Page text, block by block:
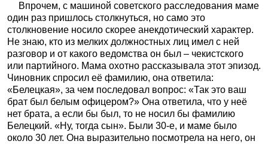
Впрочем, с машиной советского расследования маме
один раз пришлось столкнуться, но само это
столкновение носило скорее анекдотический характер.
Не знаю, кто из мелких должностных лиц имел с ней
разговор и от какого ведомства он был – чекистского
или партийного. Мама охотно рассказывала этот эпизод.
Чиновник спросил её фамилию, она ответила:
«Белецкая», за чем последовал вопрос: «Так это ваш
брат был белым офицером?» Она ответила, что у неё
нет брата, а если бы был, то не носил бы фамилию
Белецкий. «Ну, тогда сын». Были 30-е, и маме было
около 30 лет. Она выразительно посмотрела на него, он